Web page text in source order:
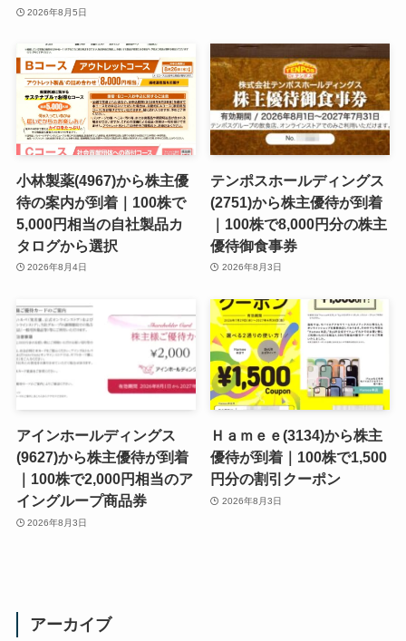
2026年8月5日
小林製薬(4967)から株主優
待の案内が到着｜100株で
5,000円相当の自社製品カ
タログから選択
2026年8月4日
テンポスホールディングス
(2751)から株主優待が到着
｜100株で8,000円分の株主
優待御食事券
2026年8月3日
アインホールディングス
(9627)から株主優待が到着
｜100株で2,000円相当のア
イングループ商品券
2026年8月3日
Ｈａｍｅｅ(3134)から株主
優待が到着｜100株で1,500
円分の割引クーポン
2026年8月3日
アーカイブ